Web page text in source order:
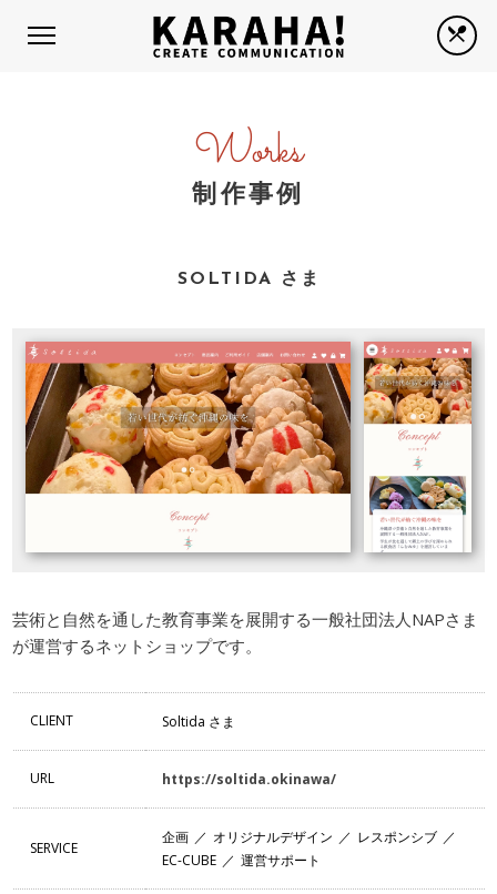
Works
制作事例
SOLTIDA さま
芸術と自然を通した教育事業を展開する一般社団法人NAPさま
が運営するネットショップです。
CLIENT Soltida さま
URL https://soltida.okinawa/
SERVICE
企画 オリジナルデザイン
レスポンシブ
EC-CUBE
運営サポート